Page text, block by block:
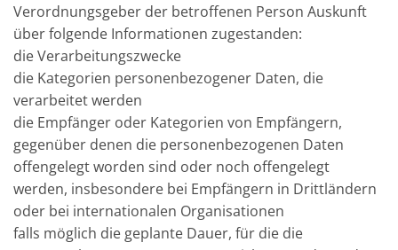
Verordnungsgeber der betroffenen Person Auskunft
über folgende Informationen zugestanden:
die Verarbeitungszwecke
die Kategorien personenbezogener Daten, die
verarbeitet werden
die Empfänger oder Kategorien von Empfängern,
gegenüber denen die personenbezogenen Daten
offengelegt worden sind oder noch offengelegt
werden, insbesondere bei Empfängern in Drittländern
oder bei internationalen Organisationen
falls möglich die geplante Dauer, für die die